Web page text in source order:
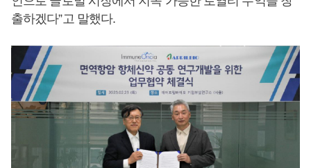
출하겠다”고 말했다.